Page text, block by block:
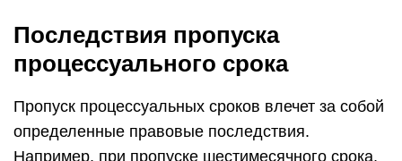
Последствия пропуска
процессуального срока
Пропуск процессуальных сроков влечет за собой
определенные правовые последствия.
Например, при пропуске шестимесячного срока,